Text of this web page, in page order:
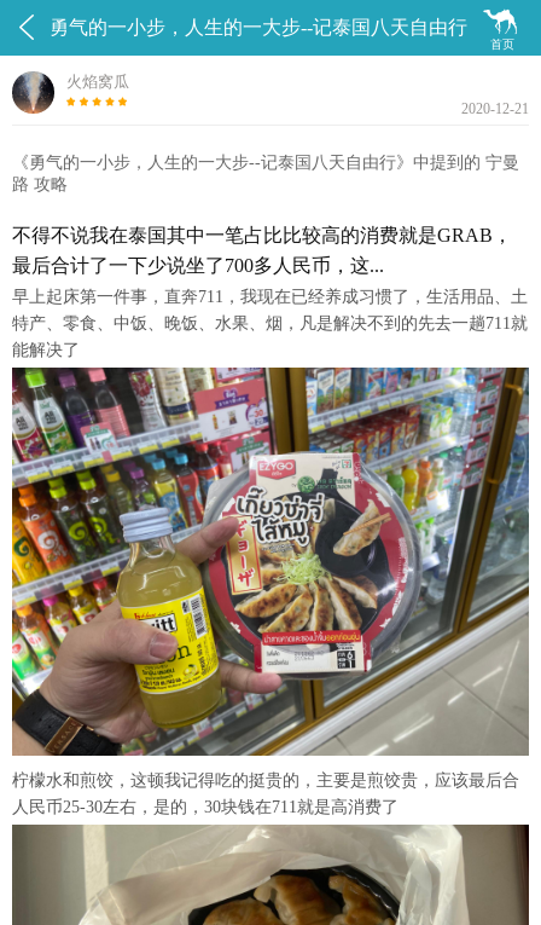
 
首页
勇气的一小步，人生的一大步--记泰国八天自由行
火焰窝瓜
2020-12-21
《勇气的一小步，人生的一大步--记泰国八天自由行》中提到的 宁曼
路 攻略
不得不说我在泰国其中一笔占比比较高的消费就是GRAB，
最后合计了一下少说坐了700多人民币，这...
早上起床第一件事，直奔711，我现在已经养成习惯了，生活用品、土
特产、零食、中饭、晚饭、水果、烟，凡是解决不到的先去一趟711就
能解决了
柠檬水和煎饺，这顿我记得吃的挺贵的，主要是煎饺贵，应该最后合
人民币25-30左右，是的，30块钱在711就是高消费了